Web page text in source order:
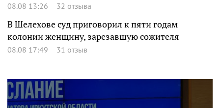
08.08 13:26 32 отзыва
В Шелехове суд приговорил к пяти годам
колонии женщину, зарезавшую сожителя
08.08 17:49 31 отзыв